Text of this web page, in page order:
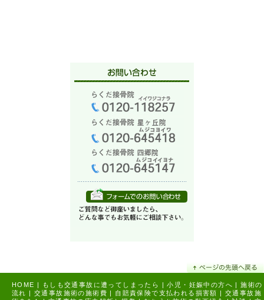
HOME | もしも交通事故に遭ってしまったら | 小児・妊娠中の方へ |
施術の
流れ | 交通事故施術の施術費 | 自賠責保険で支払われる損害額 | 交通事故施